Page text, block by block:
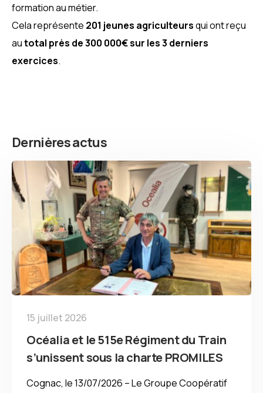
formation au métier.
Cela représente 201 jeunes agriculteursqui ont reçu
autotal près de 300 000€ sur les 3 derniers
exercices.
Dernières actus
15 juillet 2026
Océalia et le 515e Régiment du Train
s’unissent sous la charte PROMILES
Cognac, le 13/07/2026 – Le Groupe Coopératif